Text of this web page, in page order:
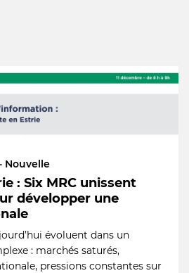
Nouvelle
: Six MRC unissent
développer une
évoluent dans un
: marchés saturés,
pressions constantes sur